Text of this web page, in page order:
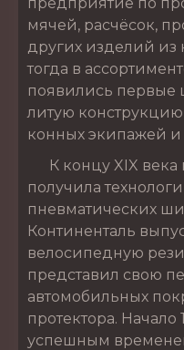
мячей, расчёсок,
других изделий из
тогда в
появились
литую
конных экипажей и
К концу XIX века
получила
пневматических
Континенталь
велосипедную
представил свою
автомобильных
протектора. Начало
успешным